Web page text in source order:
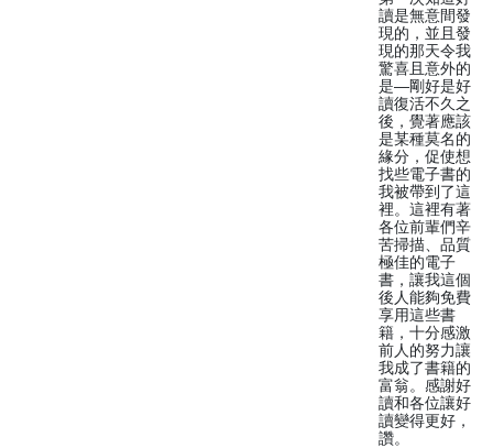
讀是無意間發
現的，並且發
現的那天令我
驚喜且意外的
是—剛好是好
讀復活不久之
後，覺著應該
是某種莫名的
緣分，促使想
找些電子書的
我被帶到了這
裡。這裡有著
各位前輩們辛
苦掃描、品質
極佳的電子
書，讓我這個
後人能夠免費
享用這些書
籍，十分感激
前人的努力讓
我成了書籍的
富翁。感謝好
讀和各位讓好
讀變得更好，
讚。